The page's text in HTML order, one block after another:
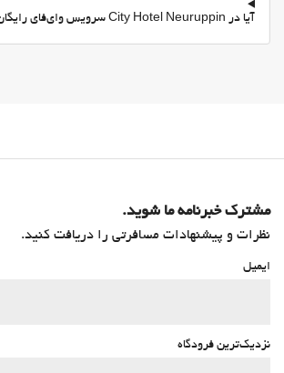
آیا در City Hotel Neuruppin سرویس وای‌فای رایگان هست؟
مشترک خبرنامه ما شوید.
نظرات و پیشنهادات مسافرتی را دریافت کنید.
ایمیل
نزدیک‌ترین فرودگاه